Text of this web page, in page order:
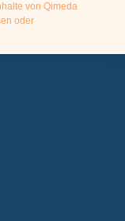
von Qimeda
oder